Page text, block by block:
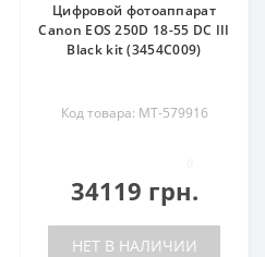
Цифровой фотоаппарат
Canon EOS 250D 18-55 DC III
Black kit (3454C009)
Код товара: MT-579916
34119 грн.
НЕТ В НАЛИЧИИ